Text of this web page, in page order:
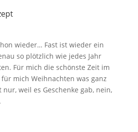
wieder… Fast ist wieder ein
so plötzlich wie jedes Jahr
Für mich die schönste Zeit im
mich Weihnachten was ganz
nur, weil es Geschenke gab, nein,